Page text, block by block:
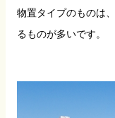
物置タイプのものは、
るものが多いです。